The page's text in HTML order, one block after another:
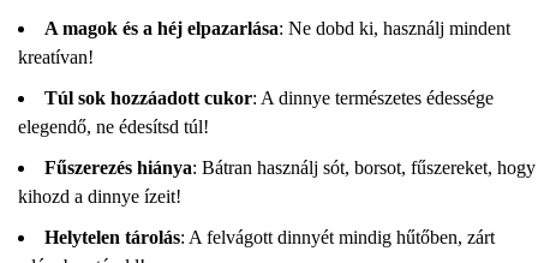
A magok és a héj elpazarlása: Ne dobd ki, használj mindent
kreatívan!
Túl sok hozzáadott cukor: A dinnye természetes édessége
elegendő, ne édesítsd túl!
Fűszerezés hiánya: Bátran használj sót, borsot, fűszereket, hogy
kihozd a dinnye ízeit!
Helytelen tárolás: A felvágott dinnyét mindig hűtőben, zárt